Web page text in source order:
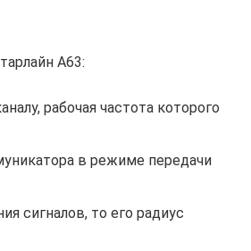
А63:
рабочая частота которого
в режиме передачи
сигналов, то его радиус